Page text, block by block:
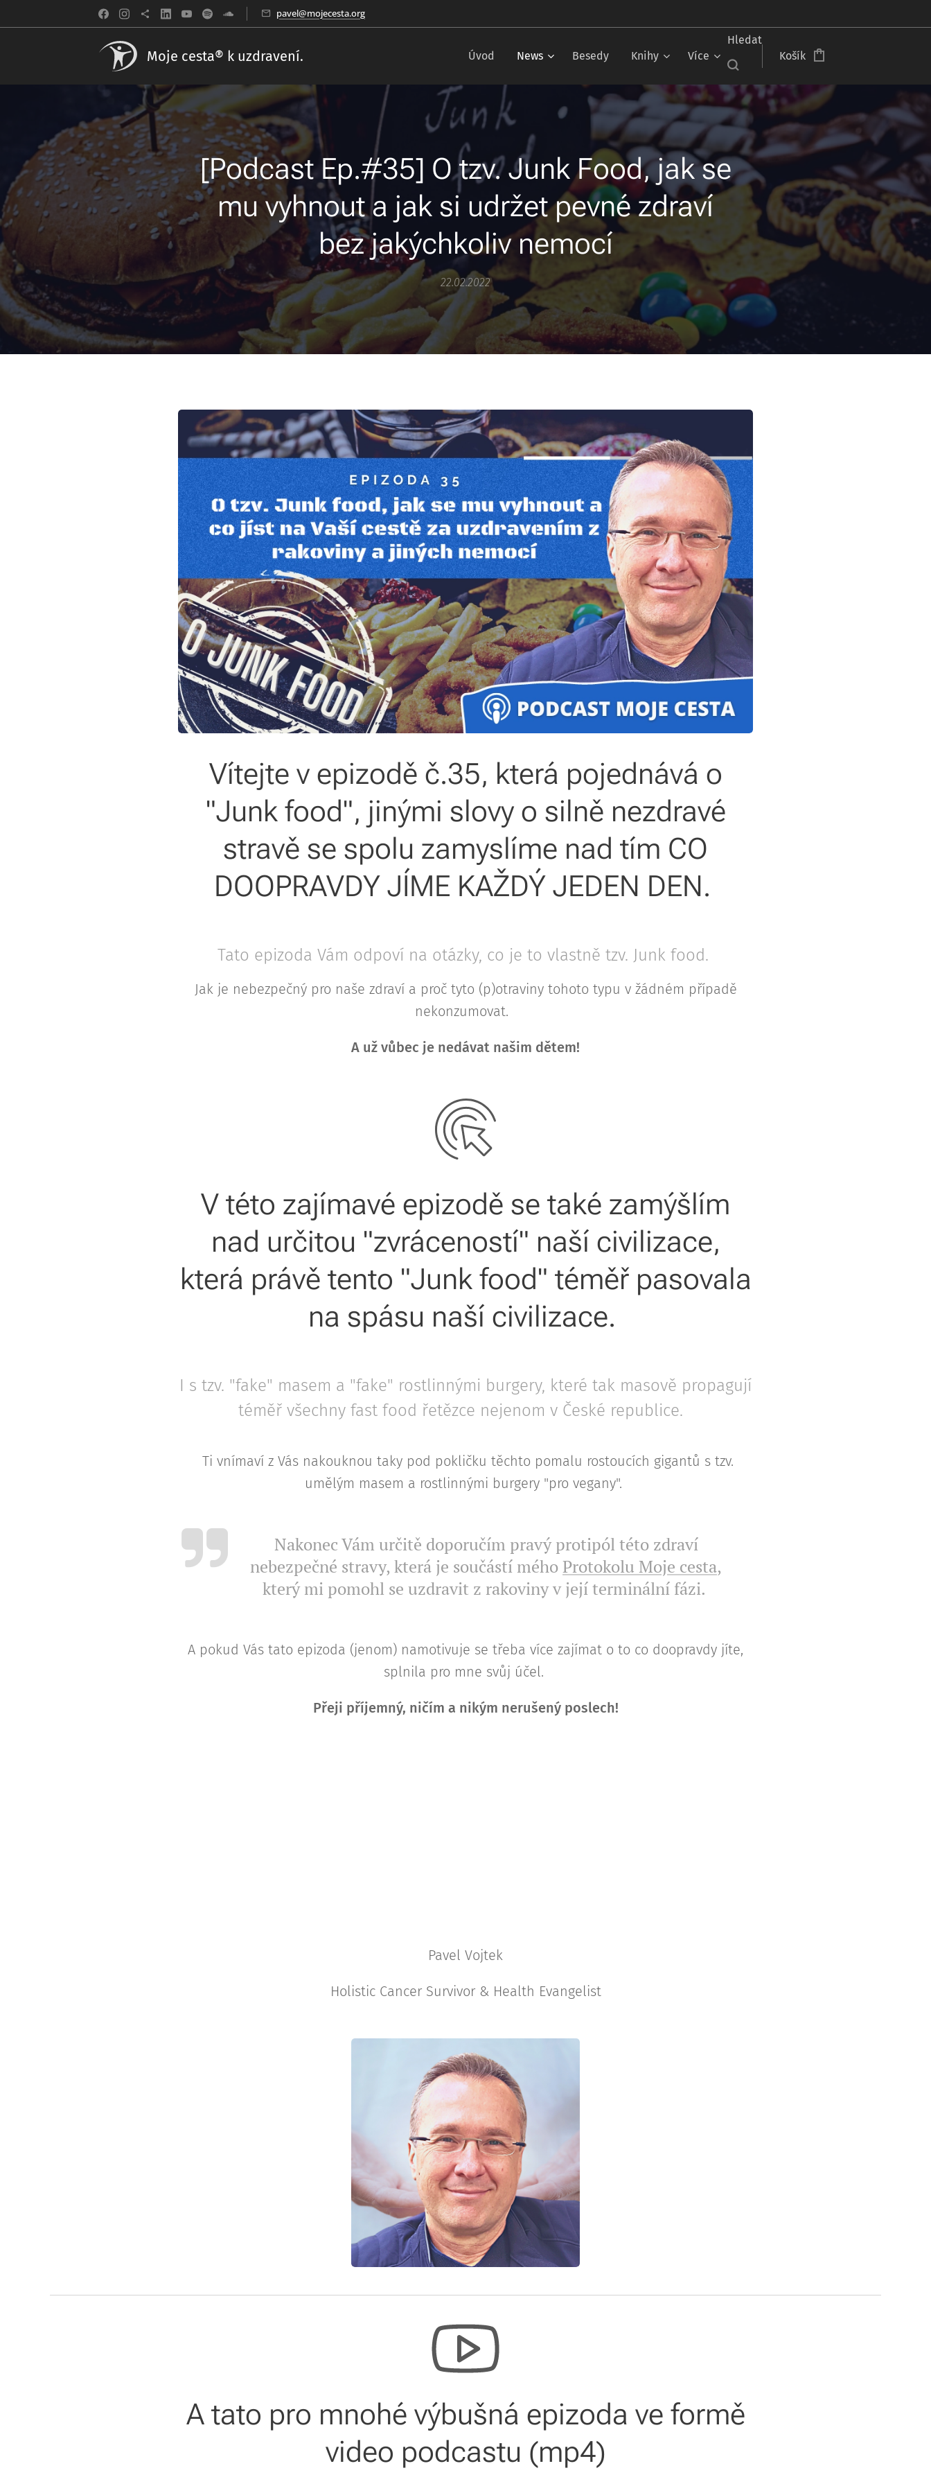
pavel@mojecesta.org
Moje cesta® k uzdravení. Úvod News Besedy Knihy Více
Hledat
Košík
[Podcast Ep.#35] O tzv. Junk Food, jak se
mu vyhnout a jak si udržet pevné zdraví
bez jakýchkoliv nemocí
22.02.2022
Vítejte v epizodě č.35, která pojednává o
"Junk food", jinými slovy o silně nezdravé
stravě se spolu zamyslíme nad tím CO
DOOPRAVDY JÍME KAŽDÝ JEDEN DEN.
Tato epizoda Vám odpoví na otázky, co je to vlastně tzv. Junk food.
Jak je nebezpečný pro naše zdraví a proč tyto (p)otraviny tohoto typu v žádném případě
nekonzumovat.
A už vůbec je nedávat našim dětem!
V této zajímavé epizodě se také zamýšlím
nad určitou "zvráceností" naší civilizace,
která právě tento "Junk food" téměř pasovala
na spásu naší civilizace.
I s tzv. "fake" masem a "fake" rostlinnými burgery, které tak masově propagují
téměř všechny fast food řetězce nejenom v České republice.
Ti vnímaví z Vás nakouknou taky pod pokličku těchto pomalu rostoucích gigantů s tzv.
umělým masem a rostlinnými burgery "pro vegany".
Nakonec Vám určitě doporučím pravý protipól této zdraví
nebezpečné stravy, která je součástí mého Protokolu Moje cesta,
který mi pomohl se uzdravit z rakoviny v její terminální fázi.
A pokud Vás tato epizoda (jenom) namotivuje se třeba více zajímat o to co doopravdy jíte,
splnila pro mne svůj účel.
Přeji příjemný, ničím a nikým nerušený poslech!
Pavel Vojtek
Holistic Cancer Survivor & Health Evangelist
A tato pro mnohé výbušná epizoda ve formě
video podcastu (mp4)